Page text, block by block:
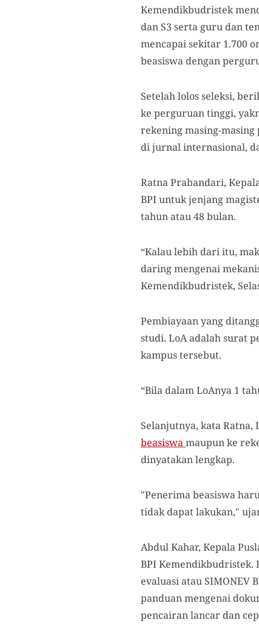
Kemendikbudristek
dan S3 serta guru dan
mencapai sekitar 1.700
beasiswa dengan
Setelah lolos seleksi,
ke perguruan tinggi,
rekening masing-
di jurnal internasional,
Ratna Prabandari,
BPI untuk jenjang
tahun atau 48 bulan.
“Kalau lebih dari itu,
daring mengenai
Kemendikbudristek,
Pembiayaan yang
studi. LoA adalah surat
kampus tersebut.
“Bila dalam LoAnya 1
Selanjutnya, kata
beasiswamaupun ke
dinyatakan lengkap.
"Penerima beasiswa
tidak dapat lakukan,"
Abdul Kahar, Kepala
BPI Kemendikbudristek.
evaluasi atau SIMONEV
panduan mengenai
pencairan lancar dan